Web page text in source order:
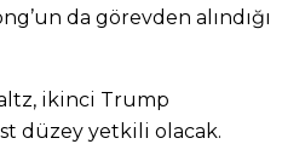
da görevden alındığı
ikinci Trump
düzey yetkili olacak.